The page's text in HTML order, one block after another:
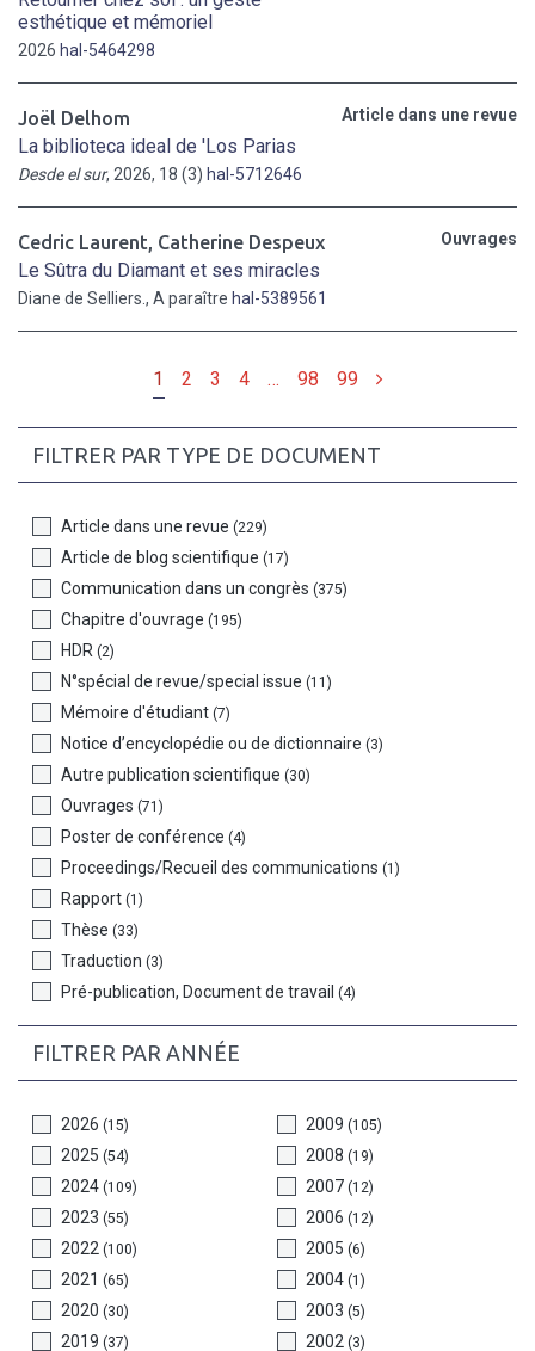
esthétique et mémoriel
2026 hal-5464298
Article dans une revue
Joël Delhom
La biblioteca ideal de 'Los Parias
Desde el sur, 2026, 18 (3) hal-5712646
Ouvrages
Cedric Laurent, Catherine Despeux
Le Sûtra du Diamant et ses miracles
Diane de Selliers., A paraître hal-5389561
1 2 3 4 … 98 99 Suivant
FILTRER PAR TYPE DE DOCUMENT
Article dans une revue (229)
Article de blog scientifique (17)
Communication dans un congrès (375)
Chapitre d'ouvrage (195)
HDR (2)
N°spécial de revue/special issue (11)
Mémoire d'étudiant (7)
Notice d’encyclopédie ou de dictionnaire (3)
Autre publication scientifique (30)
Ouvrages (71)
Poster de conférence (4)
Proceedings/Recueil des communications (1)
Rapport (1)
Thèse (33)
Traduction (3)
Pré-publication, Document de travail (4)
FILTRER PAR ANNÉE
2026 (15)
2025 (54)
2024 (109)
2023 (55)
2022 (100)
2021 (65)
2020 (30)
2019 (37)
2009 (105)
2008 (19)
2007 (12)
2006 (12)
2005 (6)
2004 (1)
2003 (5)
2002 (3)